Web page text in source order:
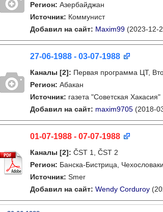
Регион: Азербайджан
Источник: Коммунист
Добавил на сайт: Maxim99 (2023-12-
27-06-1988 - 03-07-1988
Каналы [2]: Первая программа ЦТ,
Регион: Абакан
Источник: газета "Советская Хакасия"
Добавил на сайт: maxim9705 (2018-
01-07-1988 - 07-07-1988
Каналы [2]: ČST 1, ČST 2
Регион: Банска-Бистрица,
Источник: Smer
Добавил на сайт: Wendy Corduroy